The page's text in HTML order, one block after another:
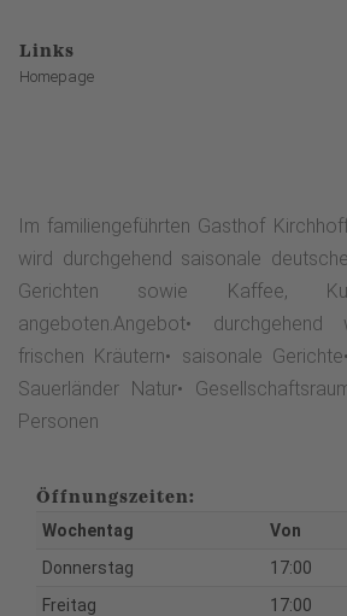
Links
Homepage
Im familiengeführten Gasthof
wird durchgehend saisonale
Gerichten sowie Kaffee,
angeboten.Angebot•
frischen Kräutern• saisonale
Sauerländer Natur•
Personen
Öffnungszeiten:
Wochentag Von
Donnerstag
17:00
Freitag
17:00